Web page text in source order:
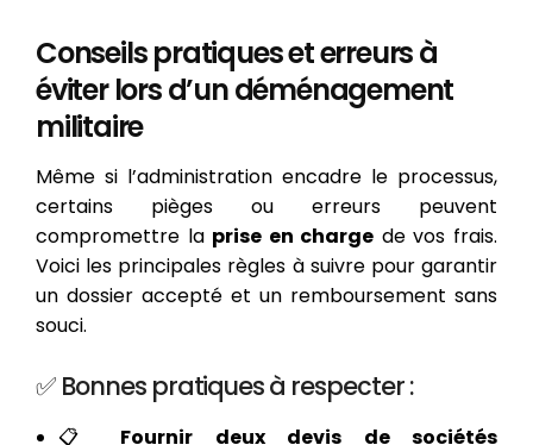
Conseils pratiques et erreurs à
éviter lors d’un déménagement
militaire
Même si l’administration encadre le processus,
certains pièges ou erreurs peuvent
compromettre la prise en charge de vos frais.
Voici les principales règles à suivre pour garantir
un dossier accepté et un remboursement sans
souci.
✅ Bonnes pratiques à respecter :
📋 Fournir deux devis de sociétés